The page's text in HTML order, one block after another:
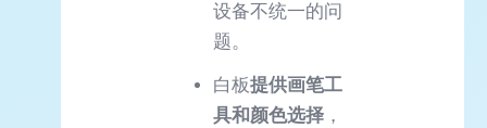
设备不统一的问
题。
白板提供画笔工
具和颜色选择 ，